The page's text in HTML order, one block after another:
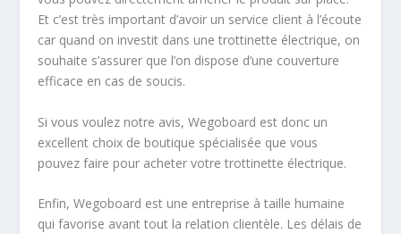
Et c’est très important d’avoir un service client à l’écoute
car quand on investit dans une trottinette électrique, on
souhaite s’assurer que l’on dispose d’une couverture
efficace en cas de soucis.
Si vous voulez notre avis, Wegoboard est donc un
excellent choix de boutique spécialisée que vous
pouvez faire pour acheter votre trottinette électrique.
Enfin, Wegoboard est une entreprise à taille humaine
qui favorise avant tout la relation clientèle. Les délais de